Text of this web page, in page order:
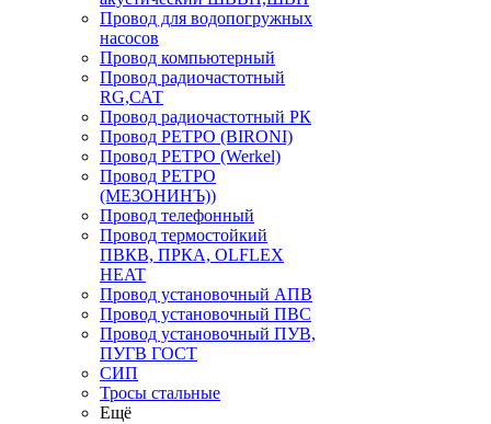
Провод для водопогружных
насосов
Провод компьютерный
Провод радиочастотный
RG,САТ
Провод радиочастотный РК
Провод РЕТРО (BIRONI)
Провод РЕТРО (Werkel)
Провод РЕТРО
(МЕЗОНИНЪ))
Провод телефонный
Провод термостойкий
ПВКВ, ПРКА, OLFLEX
HEAT
Провод установочный АПВ
Провод установочный ПВС
Провод установочный ПУВ,
ПУГВ ГОСТ
СИП
Тросы стальные
Ещё